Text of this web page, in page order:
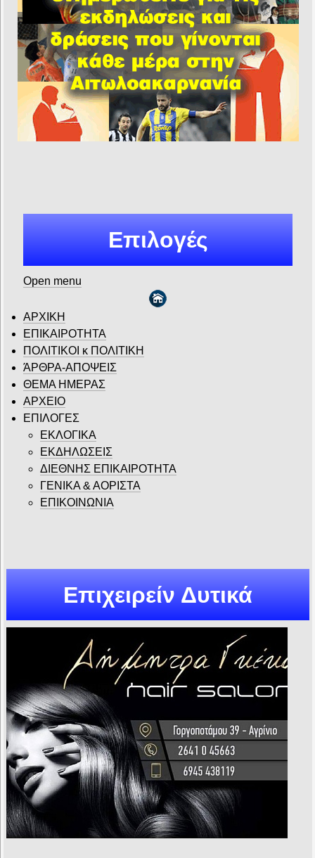
Επιλογές
Open menu
ΑΡΧΙΚΗ
ΕΠΙΚΑΙΡΟΤΗΤΑ
ΠΟΛΙΤΙΚΟΙ κ ΠΟΛΙΤΙΚΗ
ΆΡΘΡΑ-ΑΠΟΨΕΙΣ
ΘΕΜΑ ΗΜΕΡΑΣ
ΑΡΧΕΙΟ
ΕΠΙΛΟΓΕΣ
ΕΚΛΟΓΙΚΑ
ΕΚΔΗΛΩΣΕΙΣ
ΔΙΕΘΝΗΣ ΕΠΙΚΑΙΡΟΤΗΤΑ
ΓΕΝΙΚΑ & ΑΟΡΙΣΤΑ
ΕΠΙΚΟΙΝΩΝΙΑ
Επιχειρείν Δυτικά